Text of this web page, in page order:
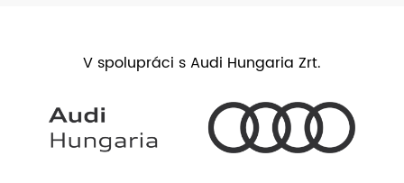
V spolupráci s Audi Hungaria Zrt.